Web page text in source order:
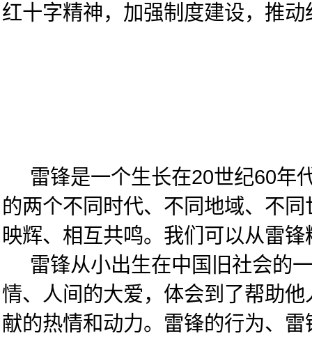
红十字精神，加强制度建设，推
雷锋是一个生长在20世纪60年
的两个不同时代、不同地域、不
映辉、相互共鸣。我们可以从雷
雷锋从小出生在中国旧社会的一
情、人间的大爱，体会到了帮助
献的热情和动力。雷锋的行为、